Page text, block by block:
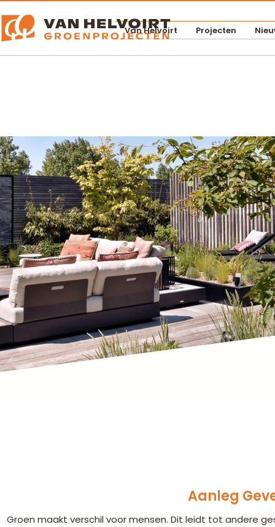
Van Helvoirt Projecten
Aanleg
Groen maakt verschil voor mensen. Dit leidt tot andere